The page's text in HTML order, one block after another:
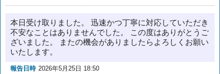
本日受け取りました。 迅速かつ丁寧に対応していただき
不安なことはありませんでした。 この度はありがとうご
ざいました。 またの機会がありましたらよろしくお願い
いたします。
報告日時 2026年5月25日 18:50